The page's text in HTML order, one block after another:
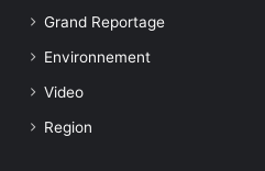
Grand Reportage
Environnement
Video
Region